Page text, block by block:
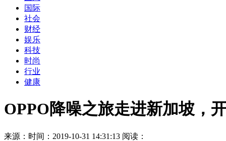
国际
社会
财经
娱乐
科技
时尚
行业
健康
OPPO降噪之旅走进新加坡，
来源： 时间：2019-10-31 14:31:13 阅读：